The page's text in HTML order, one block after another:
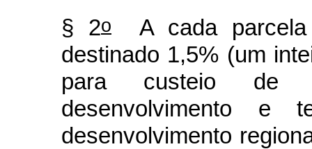
§ 2o
A cada parcela
destinado 1,5% (um
para custeio de
desenvolvimento e
desenvolvimento